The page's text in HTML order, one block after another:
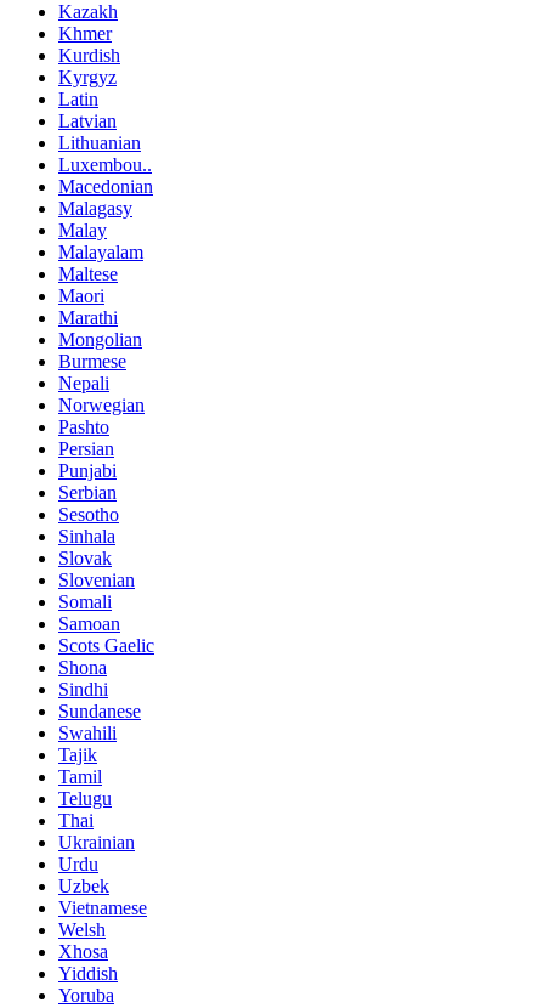
Kazakh
Khmer
Kurdish
Kyrgyz
Latin
Latvian
Lithuanian
Luxembou..
Macedonian
Malagasy
Malay
Malayalam
Maltese
Maori
Marathi
Mongolian
Burmese
Nepali
Norwegian
Pashto
Persian
Punjabi
Serbian
Sesotho
Sinhala
Slovak
Slovenian
Somali
Samoan
Scots Gaelic
Shona
Sindhi
Sundanese
Swahili
Tajik
Tamil
Telugu
Thai
Ukrainian
Urdu
Uzbek
Vietnamese
Welsh
Xhosa
Yiddish
Yoruba